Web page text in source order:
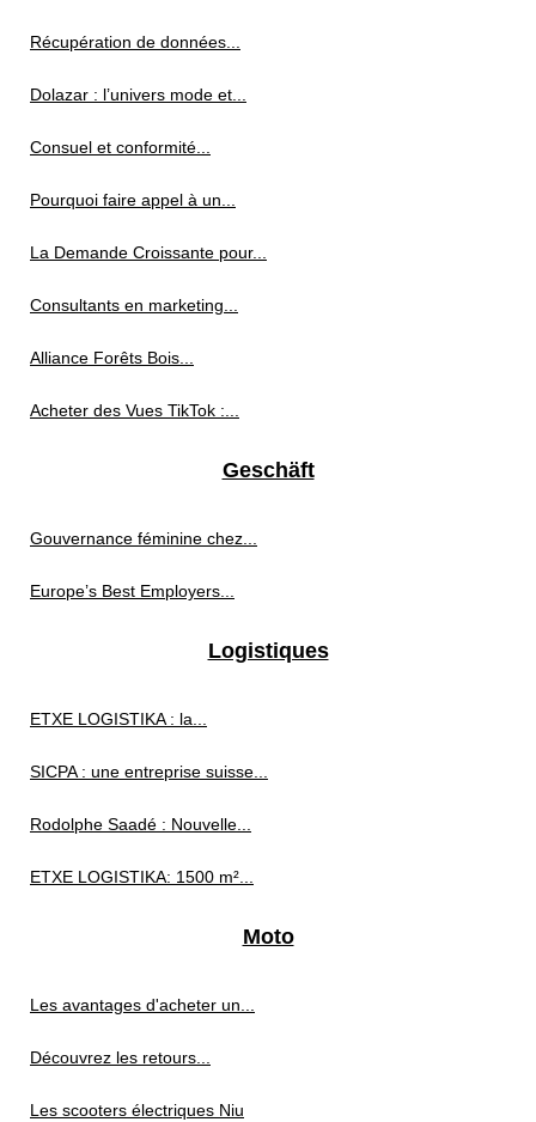
Récupération de données...
Dolazar : l’univers mode et...
Consuel et conformité...
Pourquoi faire appel à un...
La Demande Croissante pour...
Consultants en marketing...
Alliance Forêts Bois...
Acheter des Vues TikTok :...
Geschäft
Gouvernance féminine chez...
Europe’s Best Employers...
Logistiques
ETXE LOGISTIKA : la...
SICPA : une entreprise suisse...
Rodolphe Saadé : Nouvelle...
ETXE LOGISTIKA: 1500 m²...
Moto
Les avantages d'acheter un...
Découvrez les retours...
Les scooters électriques Niu